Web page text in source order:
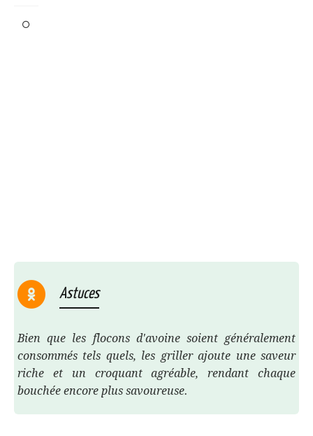
Astuces
Bien que les flocons d'avoine soient généralement
consommés tels quels, les griller ajoute une saveur
riche et un croquant agréable, rendant chaque
bouchée encore plus savoureuse.